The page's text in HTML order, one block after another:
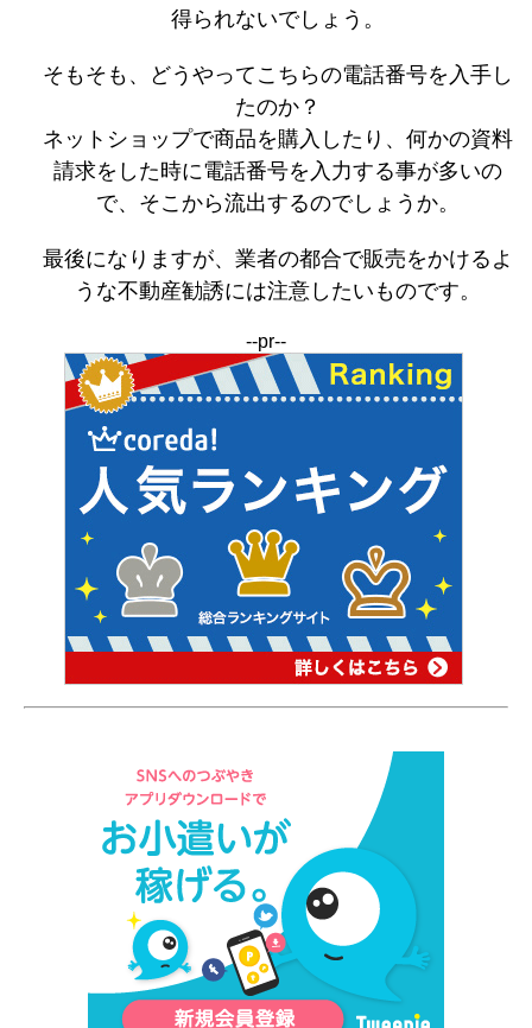
得られないでしょう。
そもそも、どうやってこちらの電話番号を入手し
たのか？
ネットショップで商品を購入したり、何かの資料
請求をした時に電話番号を入力する事が多いの
で、そこから流出するのでしょうか。
最後になりますが、業者の都合で販売をかけるよ
うな不動産勧誘には注意したいものです。
--pr--